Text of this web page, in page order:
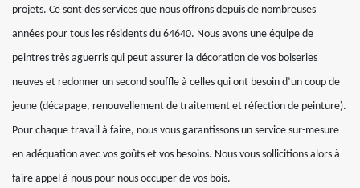
projets. Ce sont des services que nous offrons depuis de nombreuses
années pour tous les résidents du 64640. Nous avons une équipe de
peintres très aguerris qui peut assurer la décoration de vos boiseries
neuves et redonner un second souffle à celles qui ont besoin d’un coup de
jeune (décapage, renouvellement de traitement et réfection de peinture).
Pour chaque travail à faire, nous vous garantissons un service sur-mesure
en adéquation avec vos goûts et vos besoins. Nous vous sollicitions alors à
faire appel à nous pour nous occuper de vos bois.